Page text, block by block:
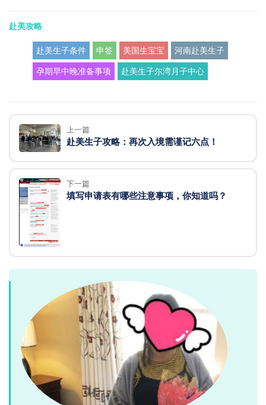
赴美攻略
赴美生子条件 申签 美国生宝宝 河南赴美生子
孕期早中晚准备事项 赴美生子尔湾月子中心
上一篇
赴美生子攻略：再次入境需谨记六点！
下一篇
填写申请表有哪些注意事项，你知道吗？